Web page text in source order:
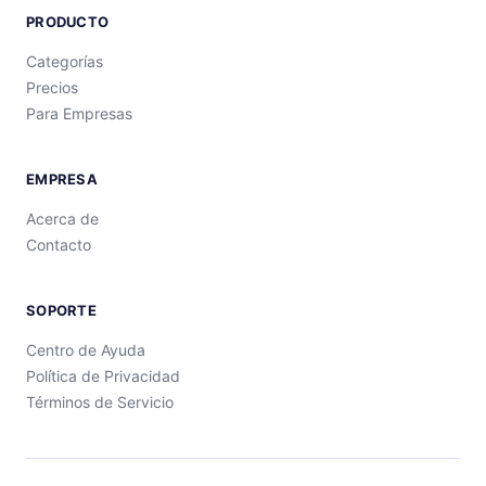
PRODUCTO
Categorías
Precios
Para Empresas
EMPRESA
Acerca de
Contacto
SOPORTE
Centro de Ayuda
Política de Privacidad
Términos de Servicio